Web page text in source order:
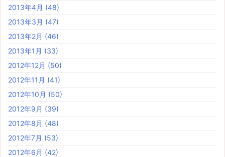
2013年4月 (48)
2013年3月 (47)
2013年2月 (46)
2013年1月 (33)
2012年12月 (50)
2012年11月 (41)
2012年10月 (50)
2012年9月 (39)
2012年8月 (48)
2012年7月 (53)
2012年6月 (42)